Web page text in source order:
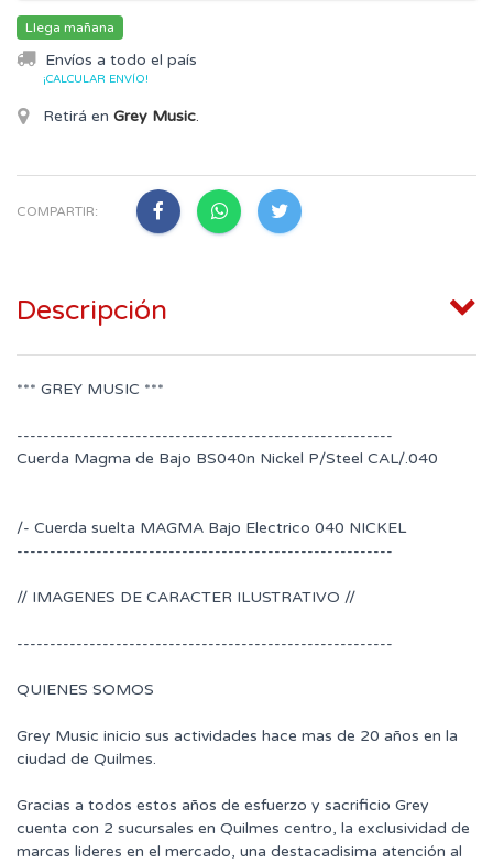
Llega mañana
Envíos a todo el país
¡CALCULAR ENVÍO!
Retirá en Grey Music.
COMPARTIR:
Descripción
*** GREY MUSIC ***
---------------------------------------------------------
Cuerda Magma de Bajo BS040n Nickel P/Steel CAL/.040
/- Cuerda suelta MAGMA Bajo Electrico 040 NICKEL
---------------------------------------------------------
// IMAGENES DE CARACTER ILUSTRATIVO //
---------------------------------------------------------
QUIENES SOMOS
Grey Music inicio sus actividades hace mas de 20 años en la
ciudad de Quilmes.
Gracias a todos estos años de esfuerzo y sacrificio Grey
cuenta con 2 sucursales en Quilmes centro, la exclusividad de
marcas lideres en el mercado, una destacadisima atención al